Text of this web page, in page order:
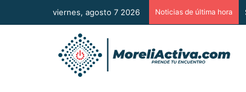
viernes, agosto 7 2026 Noticias de última hora